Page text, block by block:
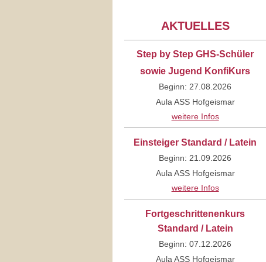
AKTUELLES
Step by Step GHS-Schüler
sowie Jugend KonfiKurs
Beginn: 27.08.2026
Aula ASS Hofgeismar
weitere Infos
Einsteiger Standard / Latein
Beginn: 21.09.2026
Aula ASS Hofgeismar
weitere Infos
Fortgeschrittenenkurs
Standard / Latein
Beginn: 07.12.2026
Aula ASS Hofgeismar